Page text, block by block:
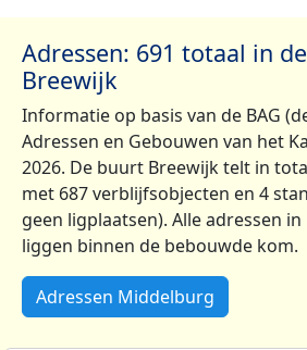
Adressen: 691 totaal in
Breewijk
Informatie op basis van de BAG
Adressen en Gebouwen van het
2026. De buurt Breewijk telt in
met 687 verblijfsobjecten en 4
geen ligplaatsen). Alle adressen
liggen binnen de bebouwde kom.
Adressen Middelburg